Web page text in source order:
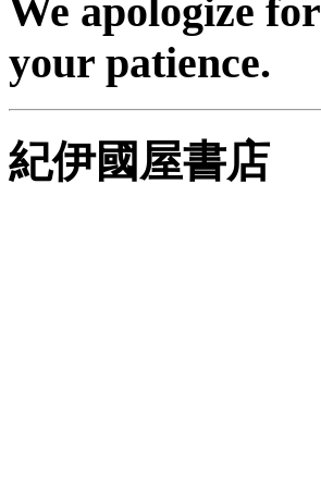
We apologize
your patience.
紀伊國屋書店